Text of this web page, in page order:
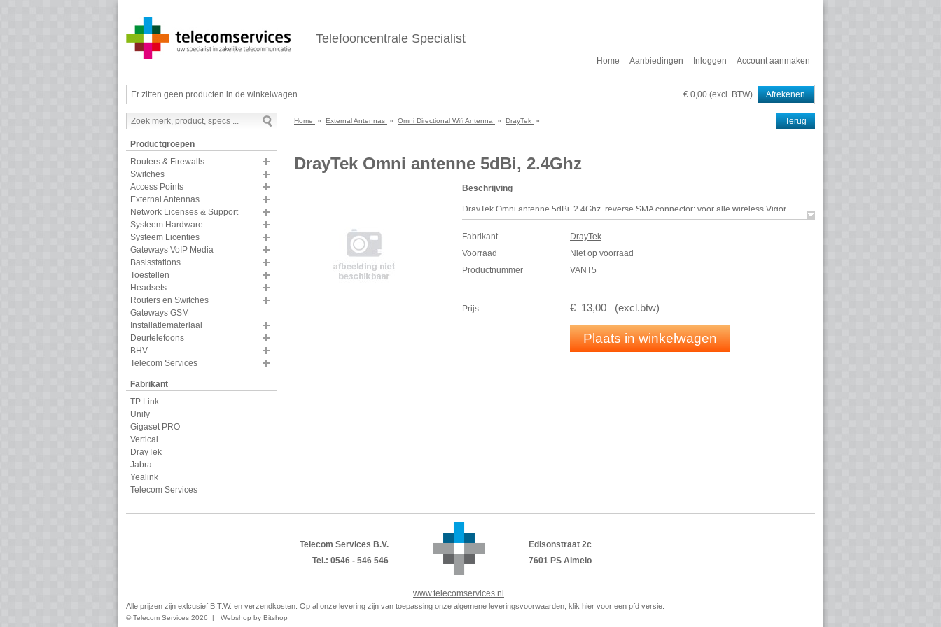
Telefooncentrale Specialist
Home Aanbiedingen Inloggen Account aanmaken
Er zitten geen producten in de winkelwagen € 0,00 (excl. BTW) Afrekenen
Productgroepen
Routers & Firewalls
Switches
Access Points
External Antennas
Network Licenses & Support
Systeem Hardware
Systeem Licenties
Gateways VoIP Media
Basisstations
Toestellen
Headsets
Routers en Switches
Gateways GSM
Installatiemateriaal
Deurtelefoons
BHV
Telecom Services
Fabrikant
TP Link
Unify
Gigaset PRO
Vertical
DrayTek
Jabra
Yealink
Telecom Services
Home » External Antennas » Omni Directional Wifi Antenna » DrayTek » Terug
DrayTek Omni antenne 5dBi, 2.4Ghz
Beschrijving
DrayTek Omni antenne 5dBi, 2.4Ghz, reverse SMA connector; voor alle wireless Vigor
modellen.
2.4 Ghz
5 dBi
Fabrikant
DrayTek
Voorraad
Niet op voorraad
Productnummer
VANT5
Prijs € 13,00 (excl.btw)
Plaats in winkelwagen
Telecom Services B.V.
Edisonstraat 2c
Tel.: 0546 - 546 546
7601 PS Almelo
www.telecomservices.nl
Alle prijzen zijn exlcusief B.T.W. en verzendkosten. Op al onze levering zijn van toepassing onze algemene leveringsvoorwaarden, klik hier voor een pfd versie.
© Telecom Services 2026 | Webshop by Bitshop